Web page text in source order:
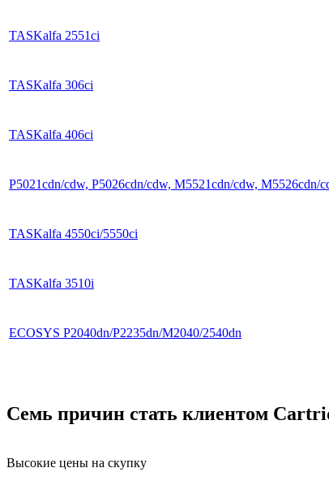
TASKalfa 2551ci
TASKalfa 306ci
TASKalfa 406ci
P5021cdn/cdw, P5026cdn/cdw, M5521cdn/cdw, M5526cdn/
TASKalfa 4550ci/5550ci
TASKalfa 3510i
ECOSYS P2040dn/P2235dn/M2040/2540dn
Семь причин стать клиентом
Высокие цены на скупку